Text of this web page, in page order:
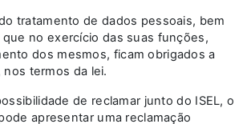
tratamento de dados pessoais, bem
no exercício das suas funções,
dos mesmos, ficam obrigados a
termos da lei.
de reclamar junto do ISEL, o
apresentar uma reclamação